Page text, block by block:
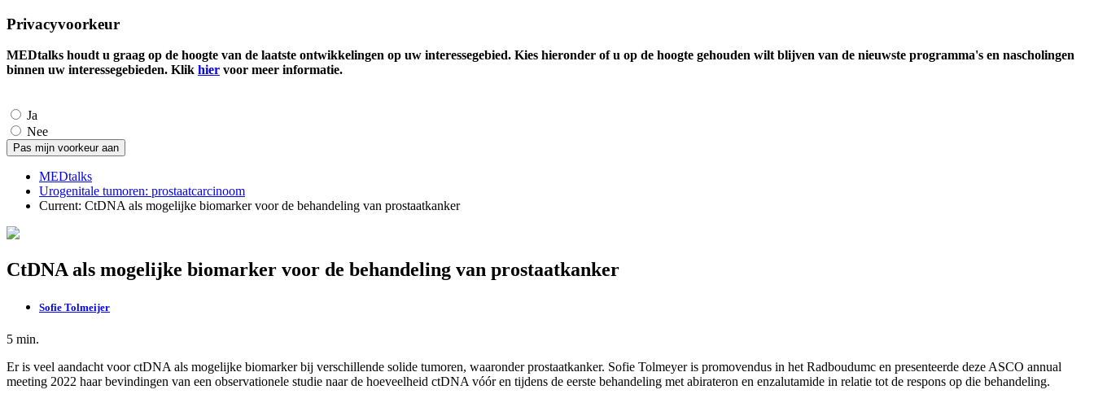
Privacyvoorkeur
MEDtalks houdt u graag op de hoogte van de laatste ontwikkelingen op uw interessegebied. Kies hieronder of u op de hoogte gehouden wilt blijven van de nieuwste programma's en nascholingen
binnen uw interessegebieden. Klik hier voor meer informatie.
Ja
Nee
MEDtalks
Urogenitale tumoren: prostaatcarcinoom
Current: CtDNA als mogelijke biomarker voor de behandeling van prostaatkanker
CtDNA als mogelijke biomarker voor de behandeling van prostaatkanker
Sofie Tolmeijer
5 min.
Er is veel aandacht voor ctDNA als mogelijke biomarker bij verschillende solide tumoren, waaronder prostaatkanker. Sofie Tolmeyer is promovendus in het Radboudumc en presenteerde deze ASCO annual
meeting 2022 haar bevindingen van een observationele studie naar de hoeveelheid ctDNA vóór en tijdens de eerste behandeling met abirateron en enzalutamide in relatie tot de respons op die behandeling.